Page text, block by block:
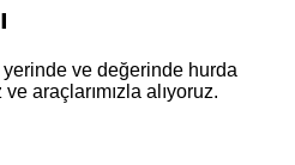
ve değerinde hurda
ve araçlarımızla alıyoruz.